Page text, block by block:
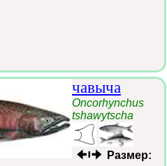
чавыча
Oncorhynchus
tshawytscha
Размер: